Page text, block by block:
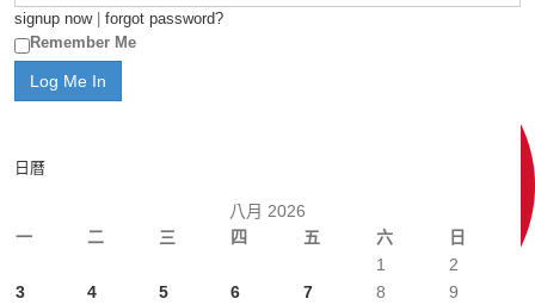
signup now| forgot password?
Remember Me
日曆
八月 2026
一
二 三 四 五 六 日
1
2
3
4 5 6 7 8
9